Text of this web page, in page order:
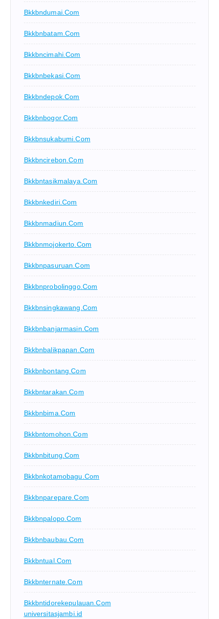
Bkkbndumai.com
Bkkbnbatam.com
Bkkbncimahi.com
Bkkbnbekasi.com
Bkkbndepok.com
Bkkbnbogor.com
Bkkbnsukabumi.com
Bkkbncirebon.com
Bkkbntasikmalaya.com
Bkkbnkediri.com
Bkkbnmadiun.com
Bkkbnmojokerto.com
Bkkbnpasuruan.com
Bkkbnprobolinggo.com
Bkkbnsingkawang.com
Bkkbnbanjarmasin.com
Bkkbnbalikpapan.com
Bkkbnbontang.com
Bkkbntarakan.com
Bkkbnbima.com
Bkkbntomohon.com
Bkkbnbitung.com
Bkkbnkotamobagu.com
Bkkbnparepare.com
Bkkbnpalopo.com
Bkkbnbaubau.com
Bkkbntual.com
Bkkbnternate.com
Bkkbntidorekepulauan.com
universitasjambi.id